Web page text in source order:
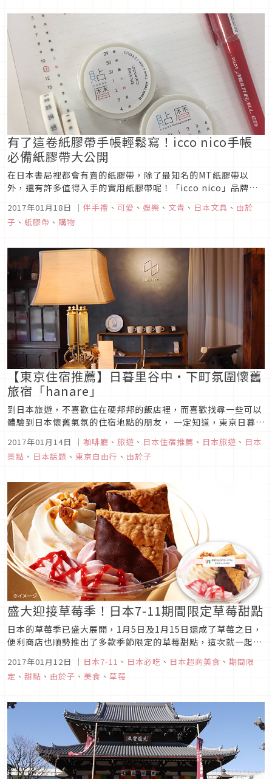
有了這卷紙膠帶手帳輕鬆寫！icco nico手帳
必備紙膠帶大公開
在日本書局裡都會有賣的紙膠帶，除了最知名的MT紙膠帶以
外，還有許多值得入手的實用紙膠帶呢！「icco nico」品牌所
推出行事曆手帳專用紙膠帶更是廣受矚目，這次就來介紹幾款超
人氣的實用紙膠帶吧！
2017年01月18日 ｜ 伴手禮 、 可愛 、 娛樂 、 文青 、 日本文具 、 由於
子 、 紙膠帶 、 購物
【東京住宿推薦】​​日暮里谷中・下町氛圍懷舊
旅宿「hanare」
到日本旅遊，不喜歡住在硬邦邦的飯店裡，而喜歡找尋一些可以
體驗到日本懷舊氣氛的住宿地點的朋友， 一定知道，東京日暮里
這之中有一間獨特的旅館「hanare」，翻修自有50年歷史的木
造民宅，擁有咖啡廳、展覽空間、旅館的複合式空間在寧靜街角
2017年01月14日 ｜ 咖啡廳 、 旅遊 、 日本住宿推薦 、 日本旅遊 、 日本
景點 、 日本話題 、 東京自由行 、 由於子
盛大迎接草莓季！日本7-11期間限定草莓甜點
日本的草莓季已盛大展開，1月5日及1月15日還成了草莓之日，
便利商店也順勢推出了多款季節限定的草莓甜點，這次就一起來
2017年01月12日 ｜ 日本7-11 、 日本必吃 、 日本超商美食 、 期間限
定 、 甜點 、 由於子 、 美食 、 草莓